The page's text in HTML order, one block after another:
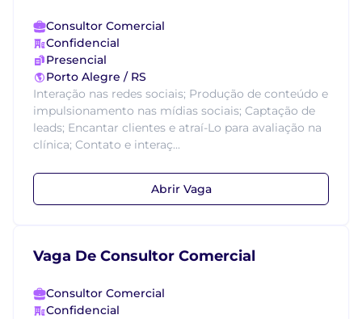
Consultor Comercial
Confidencial
Presencial
Porto Alegre / RS
Interação nas redes sociais; Produção de conteúdo e
impulsionamento nas mídias sociais; Captação de
leads; Encantar clientes e atraí-Lo para avaliação na
clínica; Contato e interaç...
Abrir Vaga
Vaga De Consultor Comercial
Consultor Comercial
Confidencial